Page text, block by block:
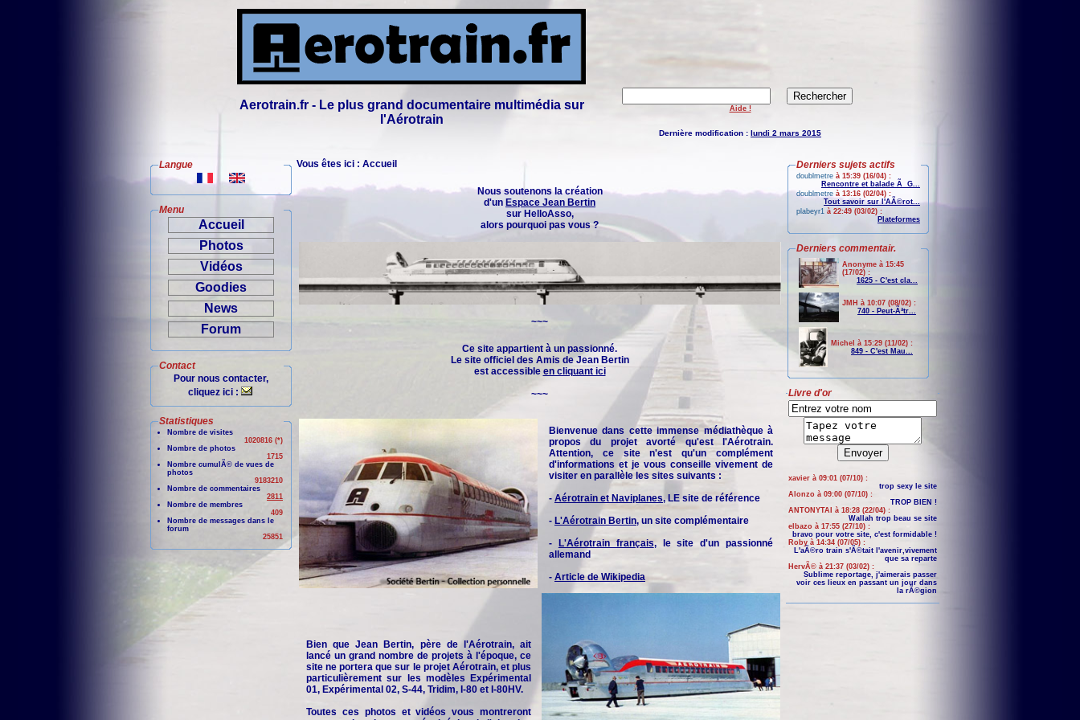
Aerotrain.fr - Le plus grand documentaire multimédia sur
l'Aérotrain
Aide !
Dernière modification : lundi 2 mars 2015
Langue
Menu
Accueil
Photos
Vidéos
Goodies
News
Forum
Contact
Pour nous contacter,
cliquez ici :
Statistiques
Nombre de visites
1020816 (*)
Nombre de photos
1715
Nombre cumulÃ© de vues de
photos
9183210
Nombre de commentaires
2811
Nombre de membres
409
Nombre de messages dans le
forum
25851
Vous êtes ici : Accueil
Nous soutenons la création
d'un Espace Jean Bertin
sur HelloAsso,
alors pourquoi pas vous ?
~~~
Ce site appartient à un passionné.
Le site officiel des Amis de Jean Bertin
est accessible en cliquant ici
~~~
Bienvenue dans cette immense médiathèque à
propos du projet avorté qu'est l'Aérotrain.
Attention, ce site n'est qu'un complément
d'informations et je vous conseille vivement de
visiter en parallèle les sites suivants :
- Aérotrain et Naviplanes, LE site de référence
- L'Aérotrain Bertin, un site complémentaire
-
L'Aérotrain français, le site d'un passionné
allemand
- Article de Wikipedia
Bien que Jean Bertin, père de l'Aérotrain, ait
lancé un grand nombre de projets à l'époque, ce
site ne portera que sur le projet Aérotrain, et plus
particulièrement sur les modèles Expérimental
01, Expérimental 02, S-44, Tridim, I-80 et I-80HV.
Toutes ces photos et vidéos vous montreront
Derniers sujets actifs
doublmetre à 15:39 (16/04) :
Rencontre et balade Ã G...
doublmetre à 13:16 (02/04) :
Tout savoir sur l'AÃ©rot...
plabeyr1 à 22:49 (03/02) :
Plateformes
Derniers commentair.
Anonyme à 15:45
(17/02) :
1625 - C'est cla...
JMH à 10:07 (08/02) :
740 - Peut-Ãªtr...
Michel à 15:29 (11/02) :
849 - C'est Mau...
Livre d'or
xavier à 09:01 (07/10) :
trop sexy le site
Alonzo à 09:00 (07/10) :
TROP BIEN !
ANTONYTAI à 18:28 (22/04) :
Wallah trop beau se site
elbazo à 17:55 (27/10) :
bravo pour votre site, c'est formidable !
Roby à 14:34 (07/05) :
L'aÃ©ro train s'Ã©tait l'avenir,vivement
que sa reparte
HervÃ© à 21:37 (03/02) :
Sublime reportage, j'aimerais passer
voir ces lieux en passant un jour dans
la rÃ©gion